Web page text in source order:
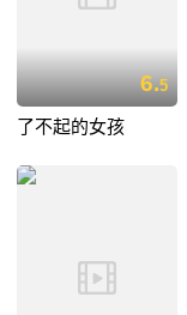
6.5
了不起的女孩